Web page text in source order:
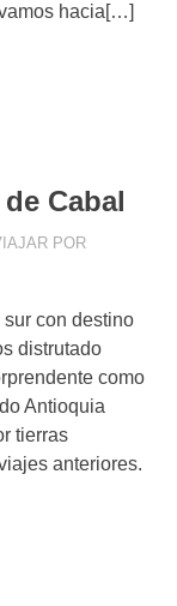
hacia[…]
Cabal
POR
con destino
distrutado
como
Antioquia
tierras
anteriores.